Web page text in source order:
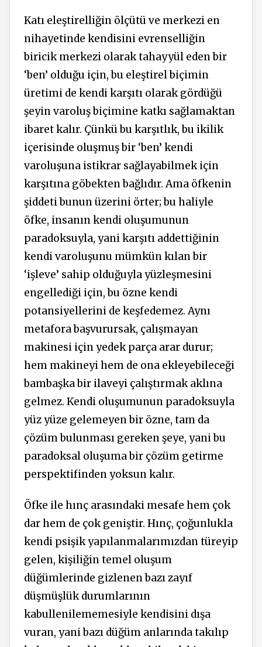
Katı eleştirelliğin ölçütü ve merkezi en
nihayetinde kendisini evrenselliğin
biricik merkezi olarak tahayyül eden bir
‘ben’ olduğu için, bu eleştirel biçimin
üretimi de kendi karşıtı olarak gördüğü
şeyin varoluş biçimine katkı sağlamaktan
ibaret kalır. Çünkü bu karşıtlık, bu ikilik
içerisinde oluşmuş bir ‘ben’ kendi
varoluşuna istikrar sağlayabilmek için
karşıtına göbekten bağlıdır. Ama öfkenin
şiddeti bunun üzerini örter; bu haliyle
öfke, insanın kendi oluşumunun
paradoksuyla, yani karşıtı addettiğinin
kendi varoluşunu mümkün kılan bir
‘işleve’ sahip olduğuyla yüzleşmesini
engellediği için, bu özne kendi
potansiyellerini de keşfedemez. Aynı
metafora başvurursak, çalışmayan
makinesi için yedek parça arar durur;
hem makineyi hem de ona ekleyebileceği
bambaşka bir ilaveyi çalıştırmak aklına
gelmez. Kendi oluşumunun paradoksuyla
yüz yüze gelemeyen bir özne, tam da
çözüm bulunması gereken şeye, yani bu
paradoksal oluşuma bir çözüm getirme
perspektifinden yoksun kalır.
Öfke ile hınç arasındaki mesafe hem çok
dar hem de çok geniştir. Hınç, çoğunlukla
kendi psişik yapılanmalarımızdan türeyip
gelen, kişiliğin temel oluşum
düğümlerinde gizlenen bazı zayıf
düşmüşlük durumlarının
kabullenilememesiyle kendisini dışa
vuran, yani bazı düğüm anlarında takılıp